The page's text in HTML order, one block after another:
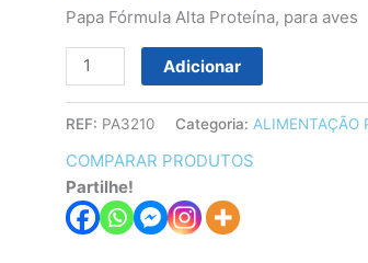
Papa Fórmula Alta Proteína, para aves
Proteína
Psittacus
1kg
Adicionar
REF: PA3210 Categoria: ALIMENTAÇÃO
COMPARAR PRODUTOS
Partilhe!